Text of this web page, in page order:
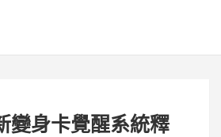
變身卡覺醒系統釋